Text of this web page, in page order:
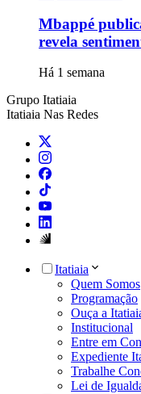
Mbappé
revela
Há 1 semana
Grupo Itatiaia
Itatiaia Nas Redes
Itatiaia
Quem Somos
Programação
Ouça a
Institucional
Entre em
Expediente
Trabalhe
Lei de